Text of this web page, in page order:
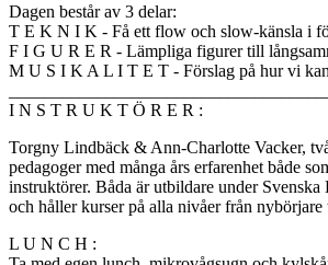
Dagen består av 3 delar:
T E K N I K - Få ett flow och slow-känsla i
F I G U R E R - Lämpliga figurer till
M U S I K A L I T E T - Förslag på hur vi
I N S T R U K T Ö R E R :
Torgny Lindbäck & Ann-Charlotte Vacker,
pedagoger med många års erfarenhet både
instruktörer. Båda är utbildare under Svenska
och håller kurser på alla nivåer från
L U N C H :